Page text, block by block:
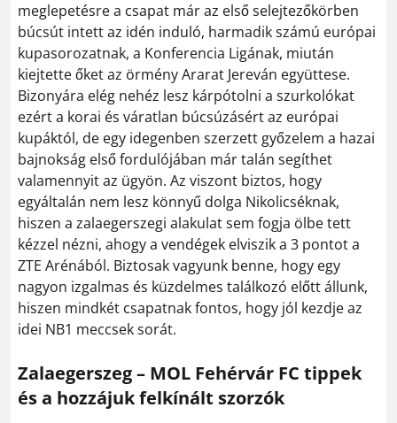
meglepetésre a csapat már az első selejtezőkörben
búcsút intett az idén induló, harmadik számú európai
kupasorozatnak, a Konferencia Ligának, miután
kiejtette őket az örmény Ararat Jereván együttese.
Bizonyára elég nehéz lesz kárpótolni a szurkolókat
ezért a korai és váratlan búcsúzásért az európai
kupáktól, de egy idegenben szerzett győzelem a hazai
bajnokság első fordulójában már talán segíthet
valamennyit az ügyön. Az viszont biztos, hogy
egyáltalán nem lesz könnyű dolga Nikolicséknak,
hiszen a zalaegerszegi alakulat sem fogja ölbe tett
kézzel nézni, ahogy a vendégek elviszik a 3 pontot a
ZTE Arénából. Biztosak vagyunk benne, hogy egy
nagyon izgalmas és küzdelmes találkozó előtt állunk,
hiszen mindkét csapatnak fontos, hogy jól kezdje az
idei NB1 meccsek sorát.
Zalaegerszeg – MOL Fehérvár FC tippek
és a hozzájuk felkínált szorzók